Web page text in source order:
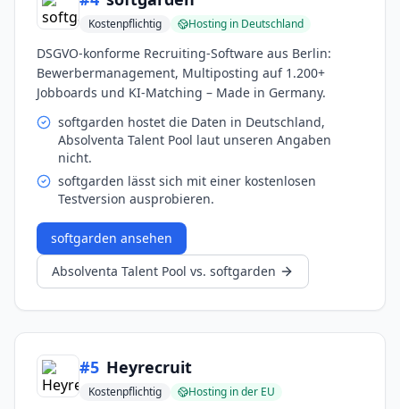
Kostenpflichtig Hosting in Deutschland
DSGVO-konforme Recruiting-Software aus Berlin:
Bewerbermanagement, Multiposting auf 1.200+
Jobboards und KI-Matching – Made in Germany.
softgarden hostet die Daten in Deutschland,
Absolventa Talent Pool laut unseren Angaben
nicht.
softgarden lässt sich mit einer kostenlosen
Testversion ausprobieren.
softgarden ansehen
Absolventa Talent Pool vs. softgarden
#5 Heyrecruit
Kostenpflichtig Hosting in der EU